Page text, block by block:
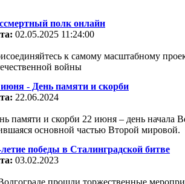
полк онлайн
02.05.2025 11:24:00
к самому масштабному
войны
- День памяти и скорби
22.06.2024
памяти и скорби 22 июня – день начала
основной частью Второй мировой.
победы в Сталинградской битве
03.02.2023
прошли торжественные